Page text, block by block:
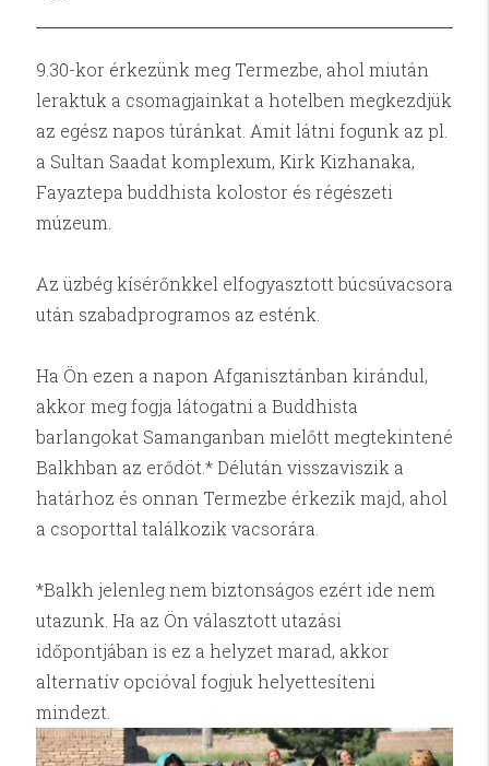
9.30-kor érkezünk meg Termezbe, ahol miután
leraktuk a csomagjainkat a hotelben megkezdjük
az egész napos túránkat. Amit látni fogunk az pl.
a Sultan Saadat komplexum, Kirk Kizhanaka,
Fayaztepa buddhista kolostor és régészeti
múzeum.
Az üzbég kísérőnkkel elfogyasztott búcsúvacsora
után szabadprogramos az esténk.
Ha Ön ezen a napon Afganisztánban kirándul,
akkor meg fogja látogatni a Buddhista
barlangokat Samanganban mielőtt megtekintené
Balkhban az erődöt.* Délután visszaviszik a
határhoz és onnan Termezbe érkezik majd, ahol
a csoporttal találkozik vacsorára.
*Balkh jelenleg nem biztonságos ezért ide nem
utazunk. Ha az Ön választott utazási
időpontjában is ez a helyzet marad, akkor
alternatív opcióval fogjuk helyettesíteni
mindezt.